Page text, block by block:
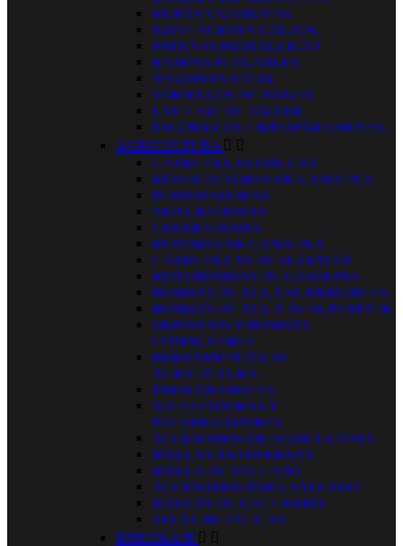
MOPAS Y GAMUZAS
NIVELACION Y CALZOS.
PRENSAS HIDRAULICAS
RAMPAS PLEGABLES
SEGURIDAD VIAL
TORNILLOS DE BANCO
UTILLAJE DE TALLER
ESCOBILLAS LIMPIAPARABRISAS
AGRICULTURA  
CARRETILLAS ORUGAS
MOTOCULTORES DE GASOLINA
PERFORADORAS
TRITURADORAS
GENERADORES
MOTORES DE GASOLINA
CARRETILLAS DE SULFATAR
MOTOBOMBAS DE GASOLINA
BOMBAS DE AGUA SUMERGIBLES
BOMBAS DE AGUA DE SUPERFICIE
DEPÓSITOS Y BOMBAS
COMBUSTIBLE
HERRAMIENTAS DE
AGRICULTURA
PRESCONTROLES
SULFATADORAS Y
PULVERIZADORES
ACCESORIOS DE AGRICULTURA
MALLAS ANTIHIERBAS
MALLA DE VALLADO
ACCESORIOS PARA VALLADO
MALLAS DE GALLINERO
TELAS METÁLICAS
BRICOLAJE  